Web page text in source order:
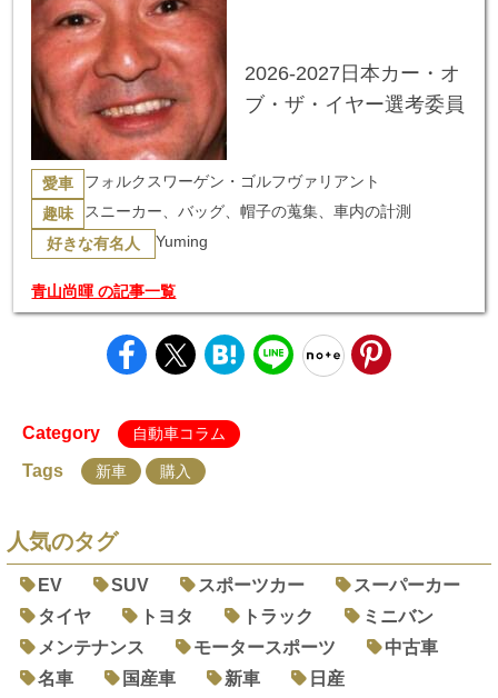
2026-2027日本カー・オ
ブ・ザ・イヤー選考委員
愛車 フォルクスワーゲン・ゴルフヴァリアント
趣味 スニーカー、バッグ、帽子の蒐集、車内の計測
好きな有名人 Yuming
青山尚暉 の記事一覧
Category 自動車コラム
Tags 新車 購入
人気のタグ
EV SUV スポーツカー
スーパーカー
タイヤ
トヨタ トラック
ミニバン
メンテナンス
モータースポーツ
中古車
名車
国産車 新車 日産